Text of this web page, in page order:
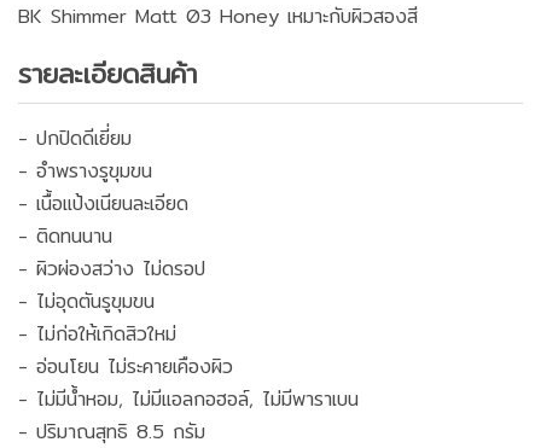
BK Shimmer Matt 03 Honey เหมาะกับผิวสองสี
รายละเอียดสินค้า
- ปกปิดดีเยี่ยม
- อำพรางรูขุมขน
- เนื้อแป้งเนียนละเอียด
- ติดทนนาน
- ผิวผ่องสว่าง ไม่ดรอป
- ไม่อุดตันรูขุมขน
- ไม่ก่อให้เกิดสิวใหม่
- อ่อนโยน ไม่ระคายเคืองผิว
- ไม่มีน้ำหอม, ไม่มีแอลกอฮอล์, ไม่มีพาราเบน
- ปริมาณสุทธิ 8.5 กรัม